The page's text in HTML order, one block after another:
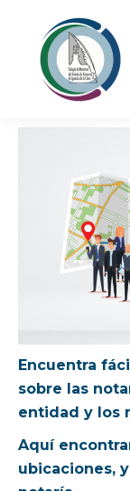
Encuentra
sobre las
entidad y los
Aquí
ubicaciones,